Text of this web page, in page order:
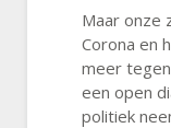
Maar onze
Corona en
meer
een open
politiek